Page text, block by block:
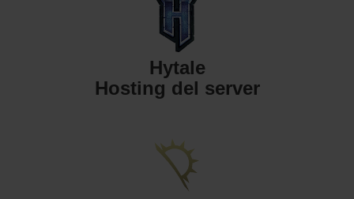
Hytale
Hosting del server